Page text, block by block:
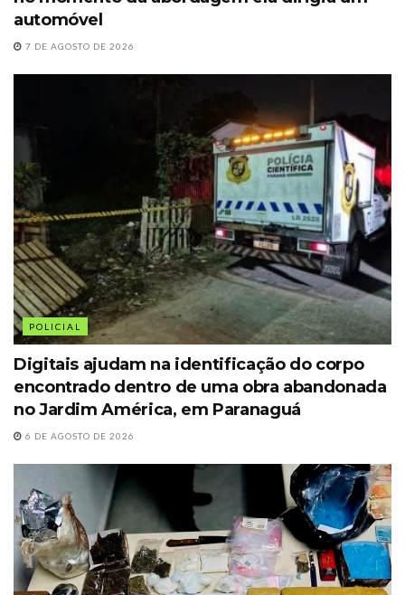
automóvel
7 DE AGOSTO DE 2026
POLICIAL
Digitais ajudam na identificação do corpo
encontrado dentro de uma obra abandonada
no Jardim América, em Paranaguá
6 DE AGOSTO DE 2026